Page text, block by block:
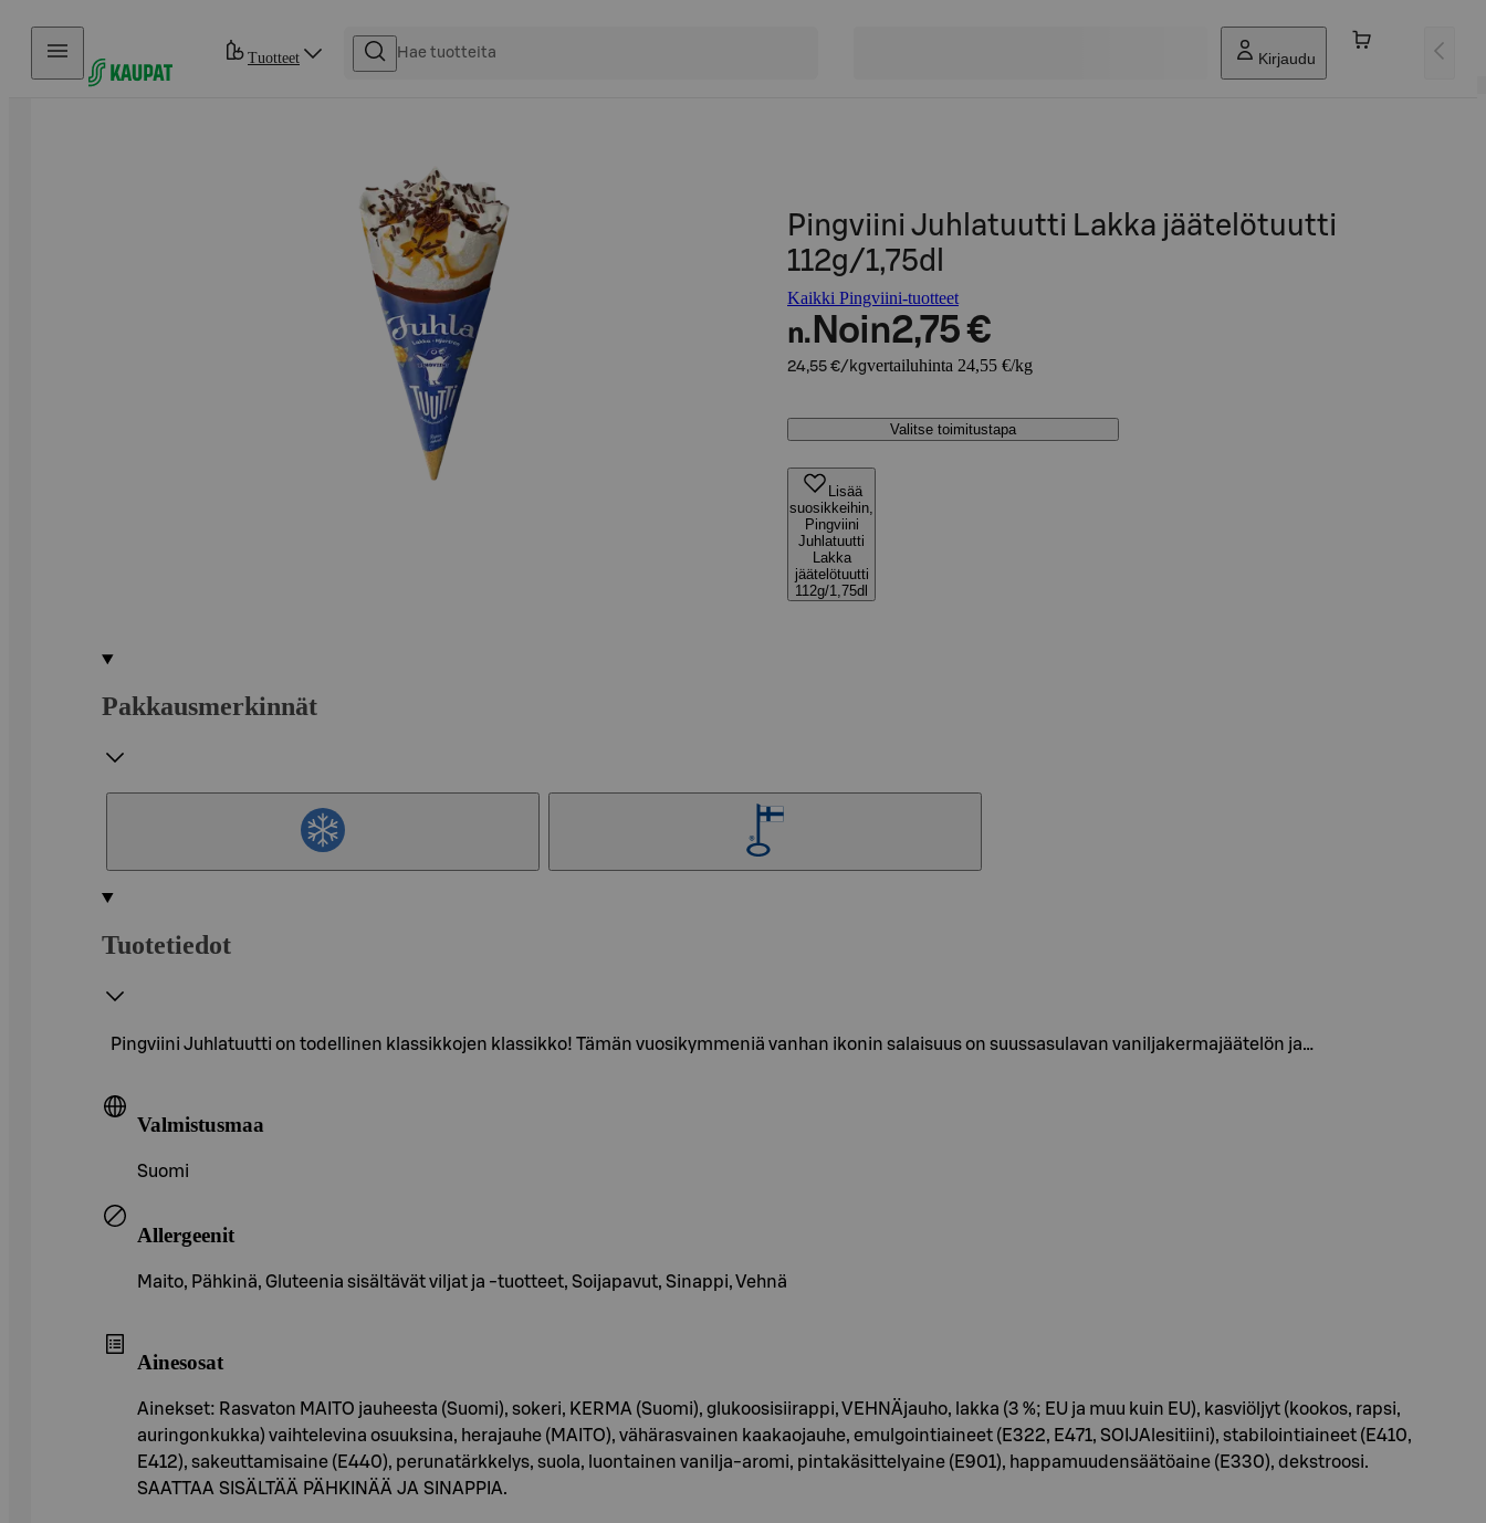
Hyppää sisältöön
Tuotteet Kirjaudu
Pingviini Juhlatuutti Lakka jäätelötuutti
112g/1,75dl
Kaikki Pingviini-tuotteet
n. Noin2,75 €
24,55 €/kgvertailuhinta 24,55 €/kg
Valitse toimitustapa
Lisää
suosikkeihin,
Pingviini
Juhlatuutti
Lakka
jäätelötuutti
112g/1,75dl
Pakkausmerkinnät
Tuotetiedot
Pingviini Juhlatuutti on todellinen klassikkojen klassikko! Tämän vuosikymmeniä vanhan ikonin salaisuus on suussasulavan vaniljakermajäätelön ja…
Valmistusmaa
Suomi
Allergeenit
Maito, Pähkinä, Gluteenia sisältävät viljat ja -tuotteet, Soijapavut, Sinappi, Vehnä
Ainesosat
Ainekset: Rasvaton MAITO jauheesta (Suomi), sokeri, KERMA (Suomi), glukoosisiirappi, VEHNÄjauho, lakka (3 %; EU ja muu kuin EU), kasviöljyt (kookos, rapsi,
auringonkukka) vaihtelevina osuuksina, herajauhe (MAITO), vähärasvainen kaakaojauhe, emulgointiaineet (E322, E471, SOIJAlesitiini), stabilointiaineet (E410,
E412), sakeuttamisaine (E440), perunatärkkelys, suola, luontainen vanilja-aromi, pintakäsittelyaine (E901), happamuudensäätöaine (E330), dekstroosi.
SAATTAA SISÄLTÄÄ PÄHKINÄÄ JA SINAPPIA.